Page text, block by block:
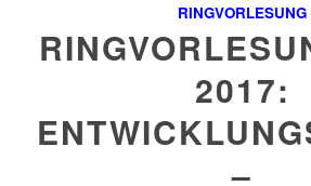
RINGVORLESUNG
2017:
–